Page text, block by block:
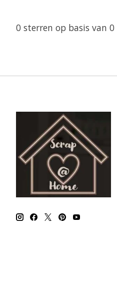
0 sterren op basis van 0